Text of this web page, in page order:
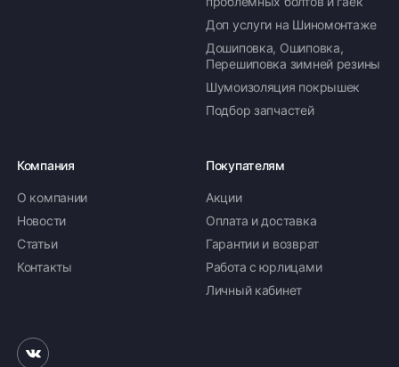
Доп услуги на Шиномонтаже
Дошиповка, Ошиповка,
Перешиповка зимней резины
Шумоизоляция покрышек
Подбор запчастей
Компания
О компании
Новости
Статьи
Контакты
Покупателям
Акции
Оплата и доставка
Гарантии и возврат
Работа с юрлицами
Личный кабинет